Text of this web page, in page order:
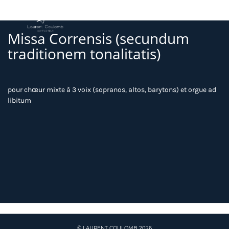
Missa Corrensis (secundum
traditionem tonalitatis)
pour chœur mixte à 3 voix (sopranos, altos, barytons) et orgue ad
libitum